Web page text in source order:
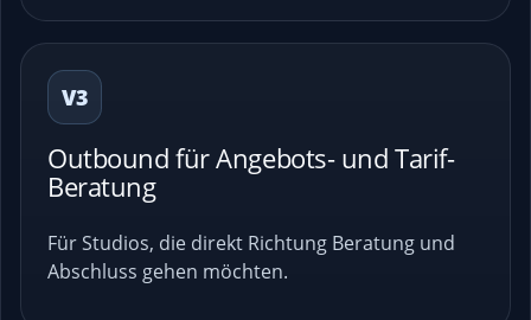
V3
Outbound für Angebots- und Tarif-
Beratung
Für Studios, die direkt Richtung Beratung und
Abschluss gehen möchten.